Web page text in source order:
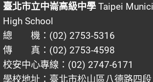
臺北市立中崙高級中學 Taipei
High School
總 機：(02) 2753-5316
傳 真：(02) 2753-4598
校安中心專線：(02) 2747-6171
學校地址：臺北市松山區八德路四